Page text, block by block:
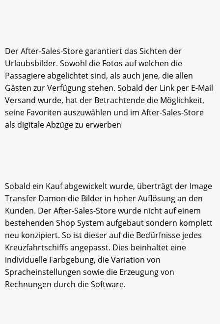
Der After-Sales-Store garantiert das Sichten der
Urlaubsbilder. Sowohl die Fotos auf welchen die
Passagiere abgelichtet sind, als auch jene, die allen
Gästen zur Verfügung stehen. Sobald der Link per E-Mail
Versand wurde, hat der Betrachtende die Möglichkeit,
seine Favoriten auszuwählen und im After-Sales-Store
als digitale Abzüge zu erwerben
Sobald ein Kauf abgewickelt wurde, überträgt der Image
Transfer Damon die Bilder in hoher Auflösung an den
Kunden. Der After-Sales-Store wurde nicht auf einem
bestehenden Shop System aufgebaut sondern komplett
neu konzipiert. So ist dieser auf die Bedürfnisse jedes
Kreuzfahrtschiffs angepasst. Dies beinhaltet eine
individuelle Farbgebung, die Variation von
Spracheinstellungen sowie die Erzeugung von
Rechnungen durch die Software.